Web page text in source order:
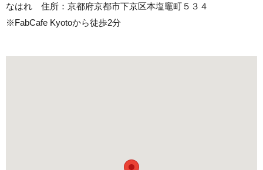
なはれ 住所：京都府京都市下京区本塩竈町５３４
※FabCafe Kyotoから徒歩2分